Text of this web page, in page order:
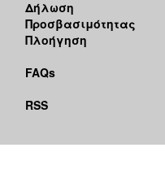
Δήλωση
Προσβασιμότητας
Πλοήγηση
FAQs
RSS